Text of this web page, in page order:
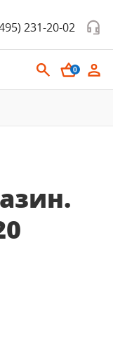
231-20-02
0